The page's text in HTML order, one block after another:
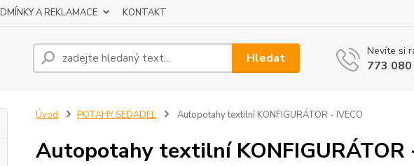
A REKLAMACE KONTAKT
Hledat Nevíte si
773
Úvod POTAHY SEDADEL Autopotahy textilní KONFIGURÁTOR - IVECO
Autopotahy textilní KONFIGURÁTOR